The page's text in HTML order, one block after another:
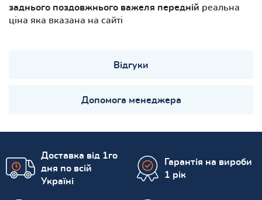
заднього поздовжнього важеля передній реальна
ціна яка вказана на сайті
Відгуки
Допомога менеджера
Доставка від 1го
дня по всій
Україні
Гарантія на вироби
1 рік